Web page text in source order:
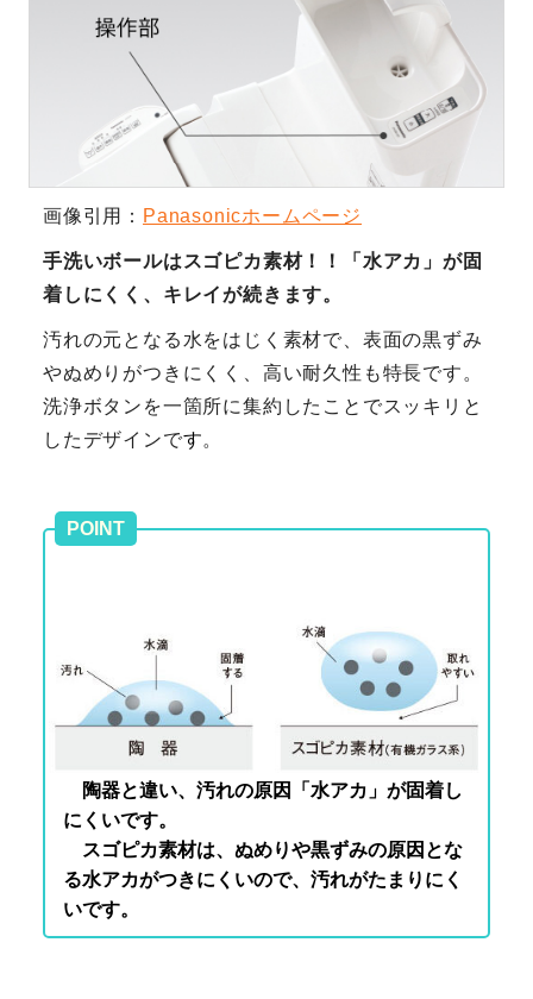
画像引用： Panasonicホームページ
手洗いボールはスゴピカ素材！！「水アカ」が固
着しにくく、キレイが続きます。
汚れの元となる水をはじく素材で、表面の黒ずみ
やぬめりがつきにくく、高い耐久性も特長です。
洗浄ボタンを一箇所に集約したことでスッキリと
したデザインです。
POINT
陶器と違い、汚れの原因「水アカ」が固着し
にくいです。
スゴピカ素材は、ぬめりや黒ずみの原因とな
る水アカがつきにくいので、汚れがたまりにく
いです。